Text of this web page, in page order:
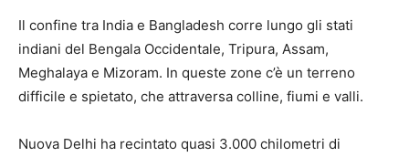
Il confine tra India e Bangladesh corre lungo gli stati
indiani del Bengala Occidentale, Tripura, Assam,
Meghalaya e Mizoram. In queste zone c’è un terreno
difficile e spietato, che attraversa colline, fiumi e valli.
Nuova Delhi ha recintato quasi 3.000 chilometri di